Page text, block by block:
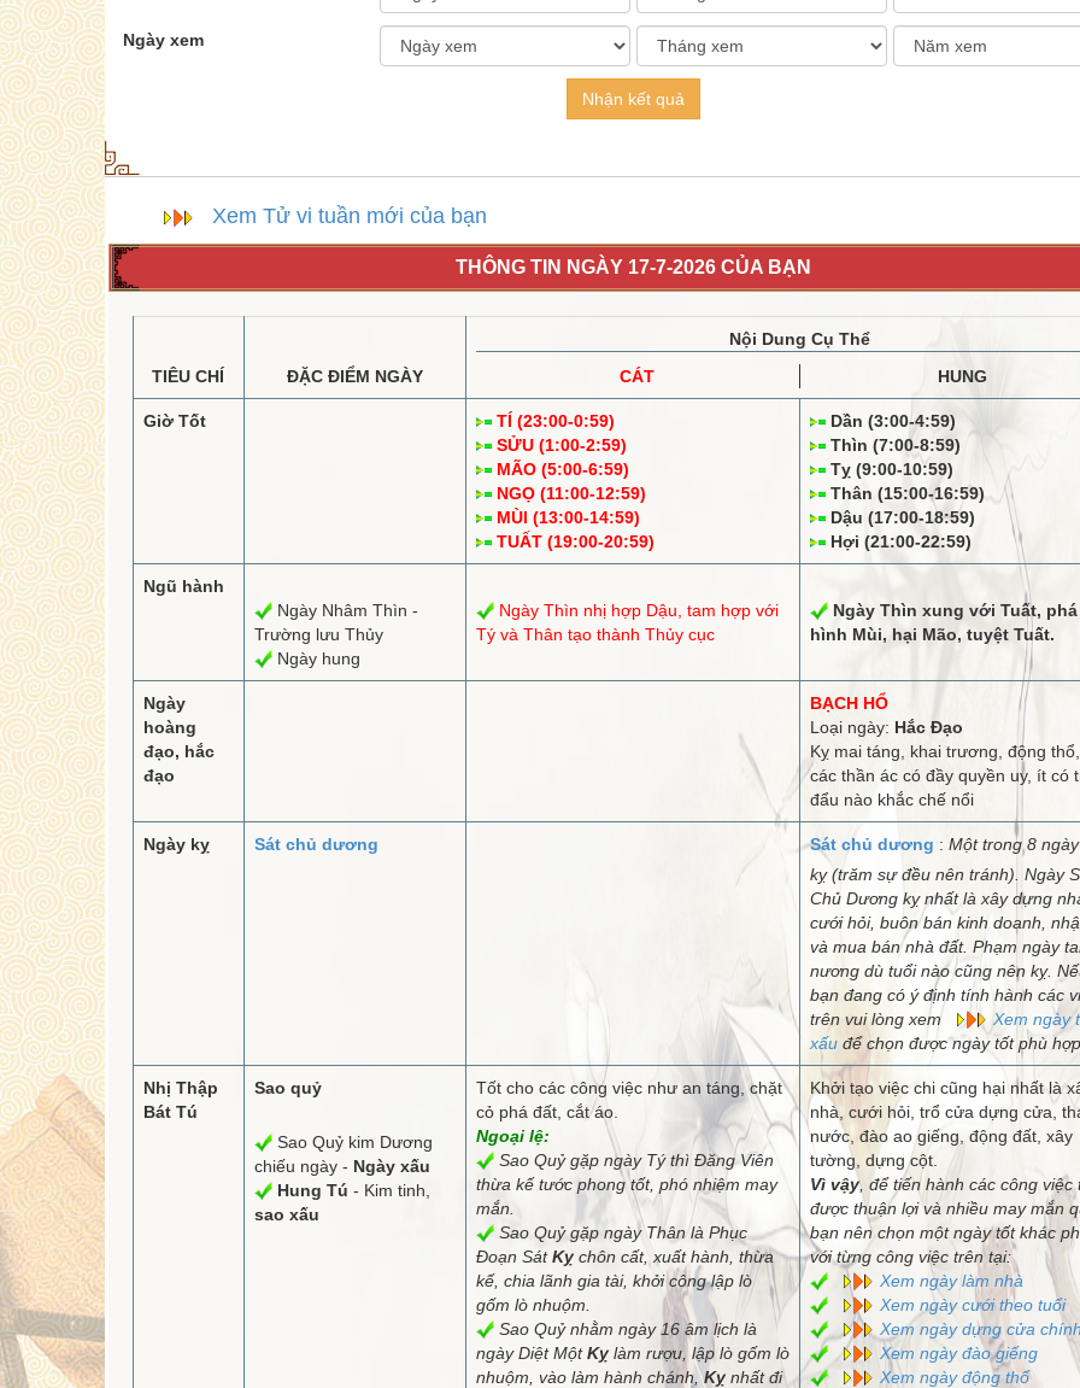
Ngày xem
Nhận kết quả
Xem Tử vi tuần mới của bạn
THÔNG TIN NGÀY 17-7-2026 CỦA BẠN
TIÊU CHÍ ĐẶC ĐIỂM NGÀY
Nội Dung Cụ Thể
CÁT
HUNG
Giờ Tốt
TÍ (23:00-0:59)
SỬU (1:00-2:59)
MÃO (5:00-6:59)
NGỌ (11:00-12:59)
MÙI (13:00-14:59)
TUẤT (19:00-20:59)
Dần (3:00-4:59)
Thìn (7:00-8:59)
Tỵ (9:00-10:59)
Thân (15:00-16:59)
Dậu (17:00-18:59)
Hợi (21:00-22:59)
Ngũ hành
Ngày Nhâm Thìn -
Trường lưu Thủy
Ngày hung
Ngày Thìn nhị hợpDậu, tam hợpvới
Tý và Thân tạo thành Thủy cục
Ngày Thìn xung với Tuất, phá
hình Mùi, hại Mão, tuyệtTuất.
Ngày
hoàng
đạo, hắc
đạo
BẠCH HỔ
Loại ngày: Hắc Đạo
Kỵ mai táng, khai trương, động
các thần ác có đầy quyền uy, ít có
đẩu nào khắc chế nổi
Ngày kỵ Sát chủ dương Sát chủ dương : Một trong 8
kỵ (trăm sự đều nên tránh). Ngày
Chủ Dương kỵ nhất là xây dựng
cưới hỏi, buôn bán kinh doanh,
và mua bán nhà đất. Phạm ngày
nương dù tuổi nào cũng nên kỵ.
bạn đang có ý định tính hành các
trên vui lòng xem
Xem ngày
xấuđể chọn được ngày tốt phù
Nhị Thập
Bát Tú
Sao quỷ
Sao Quỷ kim Dương
chiếu ngày - Ngày xấu
Hung Tú - Kim tinh,
sao xấu
Tốt cho các công việc như an táng, chặt
cỏ phá đất, cắt áo.
Ngoại lệ:
Sao Quỷ gặp ngày Tý thì Đăng Viên
thừa kế tước phong tốt, phó nhiệm may
mắn.
Sao Quỷ gặp ngày Thân là Phục
Đoạn SátKỵchôn cất, xuất hành, thừa
kế, chia lãnh gia tài, khởi công lập lò
gốm lò nhuộm.
Sao Quỷ nhằm ngày 16 âm lịch là
ngày Diệt MộtKỵlàm rượu, lập lò gốm lò
nhuộm, vào làm hành chánh,Kỵnhất đi
Khởi tạo việc chi cũng hại nhất là
nhà, cưới hỏi, trổ cửa dựng cửa,
nước, đào ao giếng, động đất, xây
tường, dựng cột.
Vì vậy, để tiến hành các công việc
được thuận lợi và nhiều may mắn
bạn nên chọn một ngày tốt khác
với từng công việc trên tại:
Xem ngày làm nhà
Xem ngày cưới theo tuổi
Xem ngày dựng cửa
Xem ngày đào giếng
Xem ngày động thổ